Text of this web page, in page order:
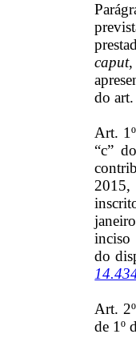
caput
do
Art.
“c”
2015,
inciso
do
Art.
de 1º